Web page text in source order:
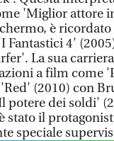
'Miglior attore
è
Fantastici 4'
La sua
a film come
(2010) con
potere dei soldi'
stato il
speciale